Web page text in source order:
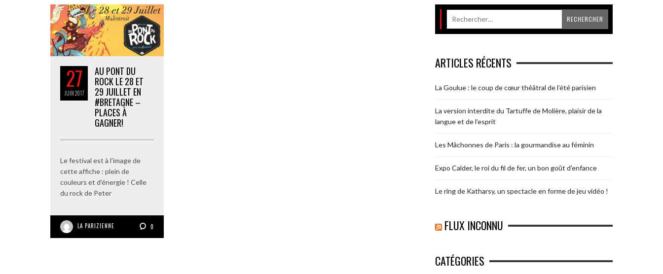
27
JUIN2017
AU PONT DU
ROCK LE 28 ET
29 JUILLET EN
#BRETAGNE –
PLACES À
GAGNER!
Le festival est à l’image de
cette affiche : plein de
couleurs et d’énergie ! Celle
du rock de Peter
LA PARIZIENNE 0
ARTICLES RÉCENTS
La Goulue : le coup de cœur théâtral de l’été parisien
La version interdite du Tartuffe de Molière, plaisir de la
langue et de l’esprit
Les Mâchonnes de Paris : la gourmandise au féminin
Expo Calder, le roi du fil de fer, un bon goût d’enfance
Le ring de Katharsy, un spectacle en forme de jeu vidéo !
FLUX INCONNU
CATÉGORIES